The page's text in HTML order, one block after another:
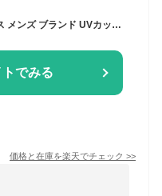
コールマン 偏光サングラス レディース メンズ ブランド UVカット 丸形 偏光サングラス ラウンド おしゃれ ライトカラーレンズ 運転 ドライブ 車 スポーツ 釣り アウトドア キャンプ 紫外線対策 軽量 メタルフレーム ヴィンテージ CVT01 CLT06 Coleman 女性 男性
でみる
価格と在庫を楽天でチェック >>